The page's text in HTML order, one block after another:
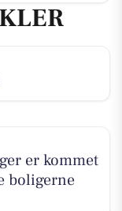
er kommet
boligerne